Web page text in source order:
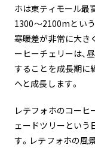
ホは東ティモール最
1300～2100mとい
寒暖差が非常に大き
ーヒーチェリーは、
することを成長期に
へと成長します。
レテフォホのコーヒ
ェードツリーという
す。レテフォホの風